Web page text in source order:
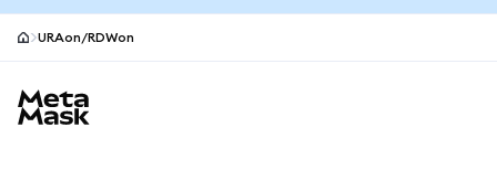
URAon/RDWon